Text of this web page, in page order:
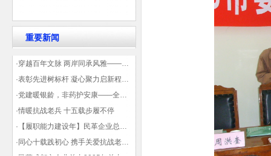
重要新闻
·穿越百年文脉 两岸同承风雅——民革四川省委会“中山天府大讲堂”第三讲在蓉举办
·表彰先进树标杆 凝心聚力启新程——民革企业总支部参加2025年度先进表彰大会有感
·党建暖银龄，非药护安康——全球健康公益大讲堂温情纪实
·情暖抗战老兵 十五载步履不停
·【履职能力建设年】民革企业总支部联合多地民革基层组织发起“夏日送清凉”活动 致敬“乡镇美容师”
·同心十载践初心 携手关爱抗战老兵——民革企业总支部 十年帮扶抗战老兵工作纪实